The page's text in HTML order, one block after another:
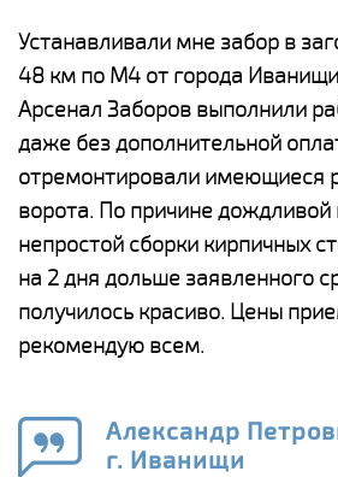
Устанавливали мне забор в
48 км по М4 от города
Арсенал Заборов выполнили
даже без дополнительной
отремонтировали имеющиеся
ворота. По причине дождливой
непростой сборки кирпичных
на 2 дня дольше заявленного
получилось красиво. Цены
рекомендую всем.
Александр
г. Иванищи